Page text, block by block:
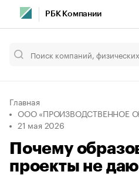
РБК Компании
Главная
ООО «ПРОИЗВОДСТВЕННОЕ
21 мая 2026
Почему
проекты не